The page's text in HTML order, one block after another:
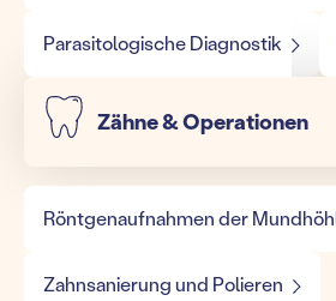
Parasitologische Diagnostik
Zähne & Operationen
Röntgenaufnahmen der
Zahnsanierung und Polieren